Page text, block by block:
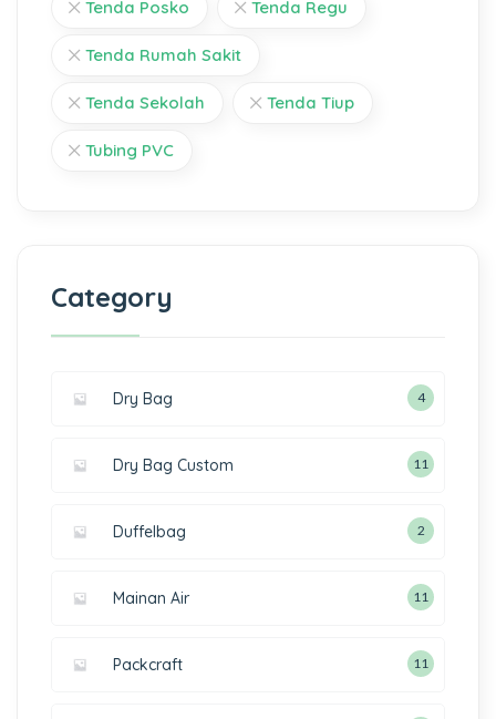
Tenda Posko Tenda Regu
Tenda Rumah Sakit
Tenda Sekolah Tenda Tiup
Tubing PVC
Category
Dry Bag 4
Dry Bag Custom 11
Duffelbag 2
Mainan Air 11
Packcraft 11